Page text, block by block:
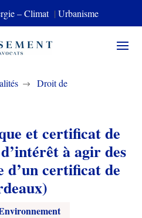
– Climat | Urbanisme
$
Droit de
et certificat de
à agir des
d’un certificat de